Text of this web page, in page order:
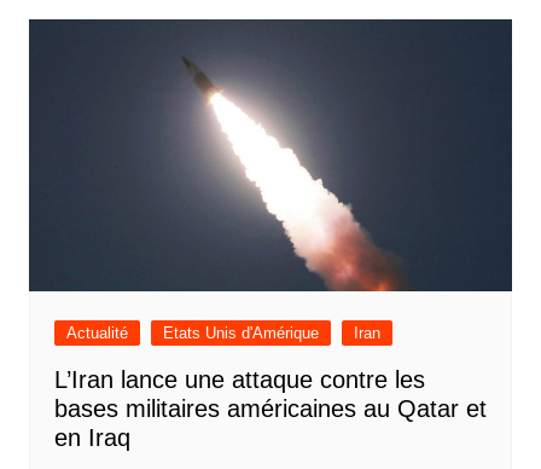
l’article
Actualité Etats Unis d'Amérique Iran
L’Iran lance une attaque contre les
bases militaires américaines au Qatar et
en Iraq